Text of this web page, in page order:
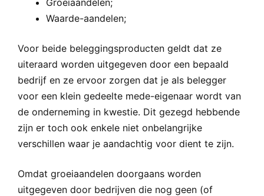
Groeiaandelen;
Waarde-aandelen;
Voor beide beleggingsproducten geldt dat ze
uiteraard worden uitgegeven door een bepaald
bedrijf en ze ervoor zorgen dat je als belegger
voor een klein gedeelte mede-eigenaar wordt van
de onderneming in kwestie. Dit gezegd hebbende
zijn er toch ook enkele niet onbelangrijke
verschillen waar je aandachtig voor dient te zijn.
Omdat groeiaandelen doorgaans worden
uitgegeven door bedrijven die nog geen (of